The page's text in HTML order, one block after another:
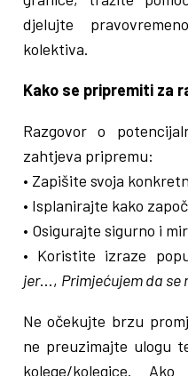
djelujte
kolektiva.
Kako se pripremiti za
Razgovor o
zahtjeva pripremu:
• Zapišite svoja
• Isplanirajte kako
• Osigurajte sigurno i
• Koristite izraze
jer…, Primjećujem da
Ne očekujte brzu
ne preuzimajte ulogu
kolege/kolegice.